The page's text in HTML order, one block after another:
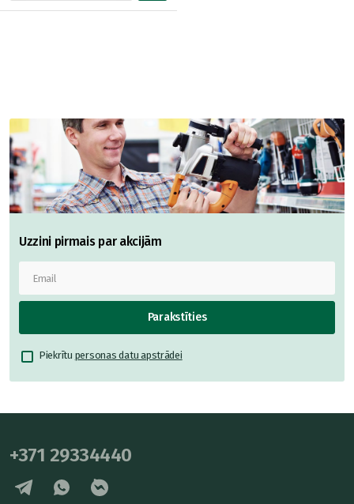
Uzzini pirmais par akcijām
Parakstīties
Piekrītu personas datu apstrādei
+371 29334440